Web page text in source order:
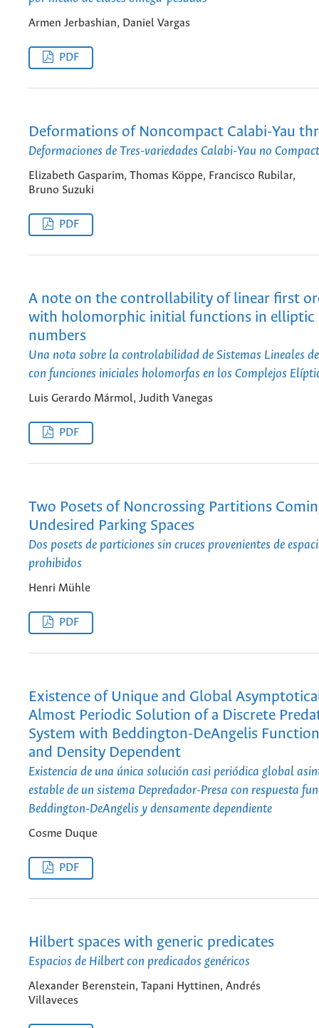
Armen Jerbashian, Daniel Vargas
PDF
Deformations of Noncompact Calabi-Yau
Deformaciones de Tres-variedades Calabi-Yau no
Elizabeth Gasparim, Thomas Köppe, Francisco Rubilar,
Bruno Suzuki
PDF
A note on the controllability of linear first
with holomorphic initial functions in elliptic
numbers
Una nota sobre la controlabilidad de Sistemas Lineales
con funciones iniciales holomorfas en los Complejos
Luis Gerardo Mármol, Judith Vanegas
PDF
Two Posets of Noncrossing Partitions
Undesired Parking Spaces
Dos posets de particiones sin cruces provenientes de
prohibidos
Henri Mühle
PDF
Existence of Unique and Global
Almost Periodic Solution of a Discrete
System with Beddington-DeAngelis
and Density Dependent
Existencia de una única solución casi periódica global
estable de un sistema Depredador-Presa con respuesta
Beddington-DeAngelis y densamente dependiente
Cosme Duque
PDF
Hilbert spaces with generic predicates
Espacios de Hilbert con predicados genéricos
Alexander Berenstein, Tapani Hyttinen, Andrés
Villaveces